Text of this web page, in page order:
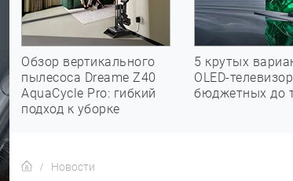
Обзор вертикального
пылесоса Dreame Z40
AquaCycle Pro: гибкий
подход к уборке
5 крутых
OLED-
бюджетных до
Новости